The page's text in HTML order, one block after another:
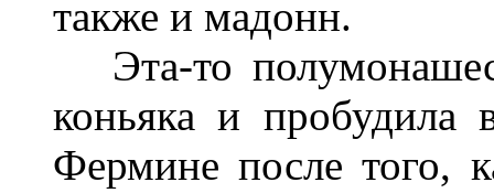
также и мадонн.
Эта-то
коньяка и пробудила
Фермине после того,